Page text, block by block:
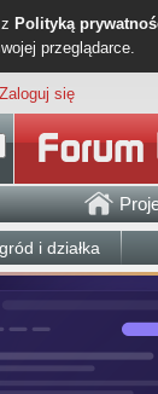
Polityką
przeglądarce.
Zaloguj się
i działka